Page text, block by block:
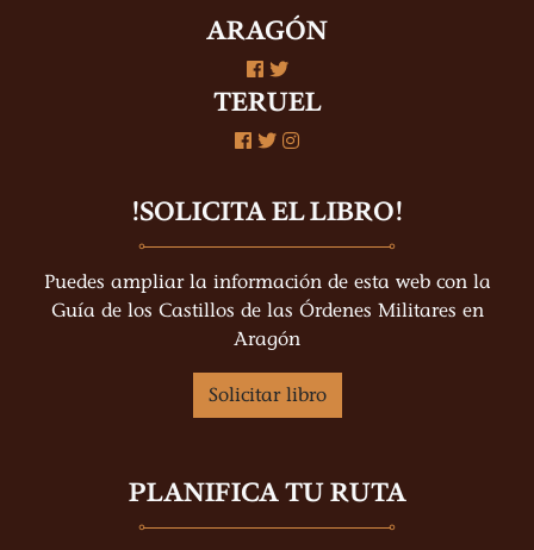
ARAGÓN
TERUEL
!SOLICITA EL LIBRO!
Puedes ampliar la información de esta web con la
Guía de los Castillos de las Órdenes Militares en
Aragón
Solicitar libro
PLANIFICA TU RUTA